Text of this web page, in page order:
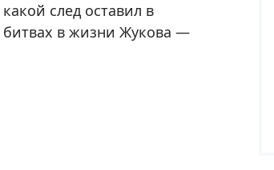
след оставил в
в жизни Жукова —